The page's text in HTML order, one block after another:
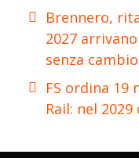
Brennero,
2027
senza
FS ordina 19
Rail: nel